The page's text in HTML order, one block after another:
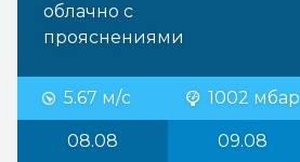
облачно с
прояснениями
5.67 м/с 1002 мбар
08.08 09.08